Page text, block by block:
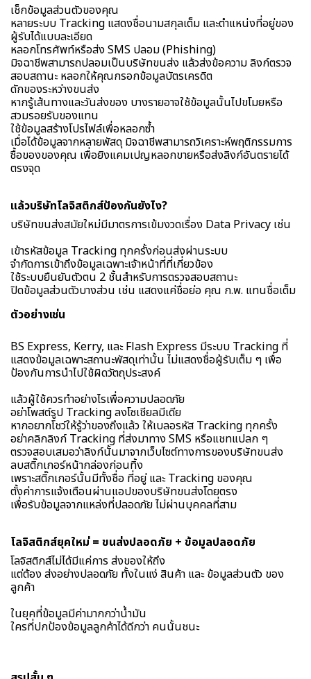
เช็กข้อมูลส่วนตัวของคุณ
หลายระบบ Tracking แสดงชื่อนามสกุลเต็ม และตำแหน่งที่อยู่ของ
ผู้รับได้แบบละเอียด
หลอกโทรศัพท์หรือส่ง SMS ปลอม (Phishing)
มิจฉาชีพสามารถปลอมเป็นบริษัทขนส่ง แล้วส่งข้อความ ลิงก์ตรวจ
สอบสถานะ หลอกให้คุณกรอกข้อมูลบัตรเครดิต
ดักของระหว่างขนส่ง
หากรู้เส้นทางและวันส่งของ บางรายอาจใช้ข้อมูลนั้นไปขโมยหรือ
สวมรอยรับของแทน
ใช้ข้อมูลสร้างโปรไฟล์เพื่อหลอกซ้ำ
เมื่อได้ข้อมูลจากหลายพัสดุ มิจฉาชีพสามารถวิเคราะห์พฤติกรรมการ
ซื้อของของคุณ เพื่อยิงแคมเปญหลอกขายหรือส่งลิงก์อันตรายได้
ตรงจุด
แล้วบริษัทโลจิสติกส์ป้องกันยังไง?
บริษัทขนส่งสมัยใหม่มีมาตรการเข้มงวดเรื่อง Data Privacy เช่น
เข้ารหัสข้อมูล Tracking ทุกครั้งก่อนส่งผ่านระบบ
จำกัดการเข้าถึงข้อมูลเฉพาะเจ้าหน้าที่ที่เกี่ยวข้อง
ใช้ระบบยืนยันตัวตน 2 ชั้นสำหรับการตรวจสอบสถานะ
ปิดข้อมูลส่วนตัวบางส่วน เช่น แสดงแค่ชื่อย่อ คุณ ก.พ. แทนชื่อเต็ม
ตัวอย่างเช่น
BS Express, Kerry, และ Flash Express มีระบบ Tracking ที่
แสดงข้อมูลเฉพาะสถานะพัสดุเท่านั้น ไม่แสดงชื่อผู้รับเต็ม ๆ เพื่อ
ป้องกันการนำไปใช้ผิดวัตถุประสงค์
แล้วผู้ใช้ควรทำอย่างไรเพื่อความปลอดภัย
อย่าโพสต์รูป Tracking ลงโซเชียลมีเดีย
หากอยากโชว์ให้รู้ว่าของถึงแล้ว ให้เบลอรหัส Tracking ทุกครั้ง
อย่าคลิกลิงก์ Tracking ที่ส่งมาทาง SMS หรือแชทแปลก ๆ
ตรวจสอบเสมอว่าลิงก์นั้นมาจากเว็บไซต์ทางการของบริษัทขนส่ง
ลบสติ๊กเกอร์หน้ากล่องก่อนทิ้ง
เพราะสติ๊กเกอร์นั้นมีทั้งชื่อ ที่อยู่ และ Tracking ของคุณ
ตั้งค่าการแจ้งเตือนผ่านแอปของบริษัทขนส่งโดยตรง
เพื่อรับข้อมูลจากแหล่งที่ปลอดภัย ไม่ผ่านบุคคลที่สาม
โลจิสติกส์ยุคใหม่ = ขนส่งปลอดภัย + ข้อมูลปลอดภัย
โลจิสติกส์ไม่ได้มีแค่การ ส่งของให้ถึง
แต่ต้อง ส่งอย่างปลอดภัย ทั้งในแง่ สินค้า และ ข้อมูลส่วนตัว ของ
ลูกค้า
ในยุคที่ข้อมูลมีค่ามากกว่าน้ำมัน
ใครที่ปกป้องข้อมูลลูกค้าได้ดีกว่า คนนั้นชนะ